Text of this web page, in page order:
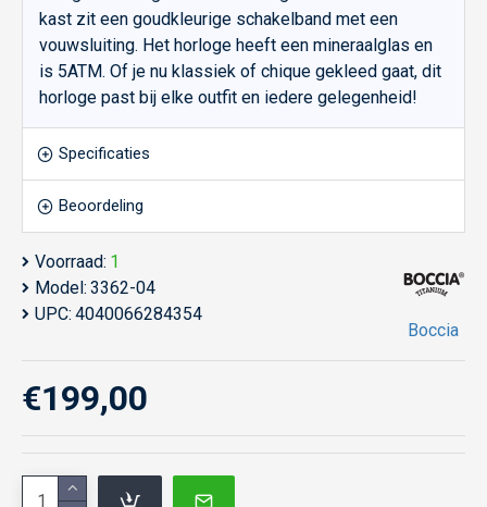
kast zit een goudkleurige schakelband met een
vouwsluiting. Het horloge heeft een mineraalglas en
is 5ATM. Of je nu klassiek of chique gekleed gaat, dit
horloge past bij elke outfit en iedere gelegenheid!
Specificaties
Beoordeling
Voorraad: 1
Model: 3362-04
UPC: 4040066284354
Boccia
€199,00